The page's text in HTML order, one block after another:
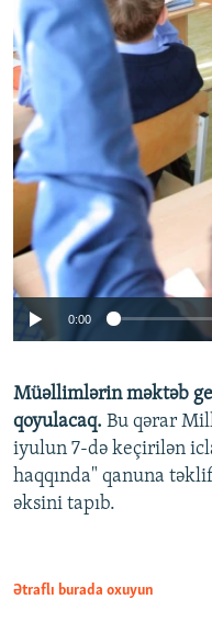
0:00
Müəllimlərin məktəb
qoyulacaq. Bu qərar
iyulun 7-də keçirilən
haqqında" qanuna
əksini tapıb.
Ətraflı burada oxuyun